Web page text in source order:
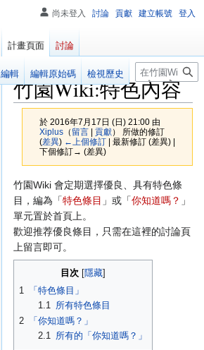
竹園Wiki:特色內容
於 2016年7月17日 (日) 21:00 由
Xiplus（ 留言| 貢獻）
所做的修訂
(差異) ←上個修訂| 最新修訂 (差異) |
下個修訂→ (差異)
跳
至
導
覽
跳
至
搜
尋
竹園Wiki 會定期選擇優良、具有特色條
目，編為「特色條目 」或「你知道嗎？ 」
單元置於首頁上。
歡迎推荐優良條目，只需在這裡的討論頁
上留言即可。
目次
1
「特色條目」
1.1 所有特色條目
2
「你知道嗎？」
2.1 所有的「你知道嗎？」
尚未登入 討論 貢獻 建立帳號 登入
計畫頁面 討論
編輯 編輯原始碼 檢視歷史
搜
尋